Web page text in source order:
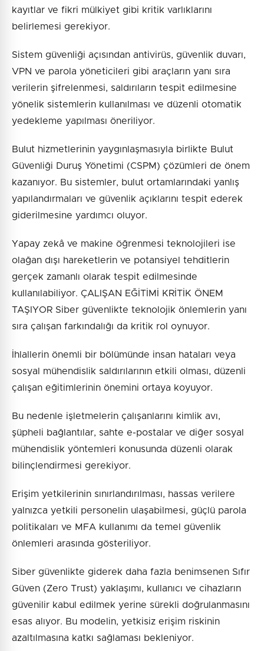
kayıtlar ve fikri mülkiyet gibi kritik varlıklarını
belirlemesi gerekiyor.
Sistem güvenliği açısından antivirüs, güvenlik duvarı,
VPN ve parola yöneticileri gibi araçların yanı sıra
verilerin şifrelenmesi, saldırıların tespit edilmesine
yönelik sistemlerin kullanılması ve düzenli otomatik
yedekleme yapılması öneriliyor.
Bulut hizmetlerinin yaygınlaşmasıyla birlikte Bulut
Güvenliği Duruş Yönetimi (CSPM) çözümleri de önem
kazanıyor. Bu sistemler, bulut ortamlarındaki yanlış
yapılandırmaları ve güvenlik açıklarını tespit ederek
giderilmesine yardımcı oluyor.
Yapay zekâ ve makine öğrenmesi teknolojileri ise
olağan dışı hareketlerin ve potansiyel tehditlerin
gerçek zamanlı olarak tespit edilmesinde
kullanılabiliyor. ÇALIŞAN EĞİTİMİ KRİTİK ÖNEM
TAŞIYOR Siber güvenlikte teknolojik önlemlerin yanı
sıra çalışan farkındalığı da kritik rol oynuyor.
İhlallerin önemli bir bölümünde insan hataları veya
sosyal mühendislik saldırılarının etkili olması, düzenli
çalışan eğitimlerinin önemini ortaya koyuyor.
Bu nedenle işletmelerin çalışanlarını kimlik avı,
şüpheli bağlantılar, sahte e-postalar ve diğer sosyal
mühendislik yöntemleri konusunda düzenli olarak
bilinçlendirmesi gerekiyor.
Erişim yetkilerinin sınırlandırılması, hassas verilere
yalnızca yetkili personelin ulaşabilmesi, güçlü parola
politikaları ve MFA kullanımı da temel güvenlik
önlemleri arasında gösteriliyor.
Siber güvenlikte giderek daha fazla benimsenen Sıfır
Güven (Zero Trust) yaklaşımı, kullanıcı ve cihazların
güvenilir kabul edilmek yerine sürekli doğrulanmasını
esas alıyor. Bu modelin, yetkisiz erişim riskinin
azaltılmasına katkı sağlaması bekleniyor.